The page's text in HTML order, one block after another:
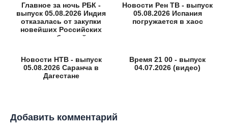
Главное за ночь РБК -
выпуск 05.08.2026 Индия
отказалась от закупки
новейших Российских
истребителей
Новости Рен ТВ - выпуск
05.08.2026 Испания
погружается в хаос
Новости НТВ - выпуск
05.08.2026 Саранча в
Дагестане
Время 21 00 - выпуск
04.07.2026 (видео)
Добавить комментарий